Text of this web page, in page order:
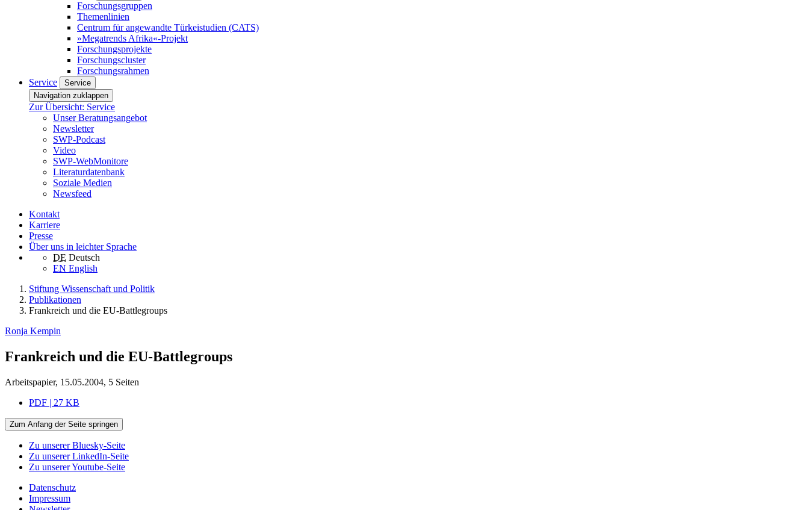
Forschungsgruppen
Themenlinien
Centrum für angewandte Türkeistudien (CATS)
»Megatrends Afrika«-Projekt
Forschungsprojekte
Forschungscluster
Forschungsrahmen
Service
Service
Navigation zuklappen
Zur Übersicht: Service
Unser Beratungsangebot
Newsletter
SWP-Podcast
Video
SWP-WebMonitore
Literaturdatenbank
Soziale Medien
Newsfeed
Kontakt
Karriere
Presse
Über uns in leichter Sprache
DE Deutsch
EN English
Stiftung Wissenschaft und Politik
Publikationen
Frankreich und die EU-Battlegroups
Ronja Kempin
Frankreich und die EU-Battlegroups
Arbeitspapier, 15.05.2004, 5 Seiten
PDF | 27 KB
Zum Anfang der Seite springen
Zu unserer Bluesky-Seite
Zu unserer LinkedIn-Seite
Zu unserer Youtube-Seite
Datenschutz
Impressum